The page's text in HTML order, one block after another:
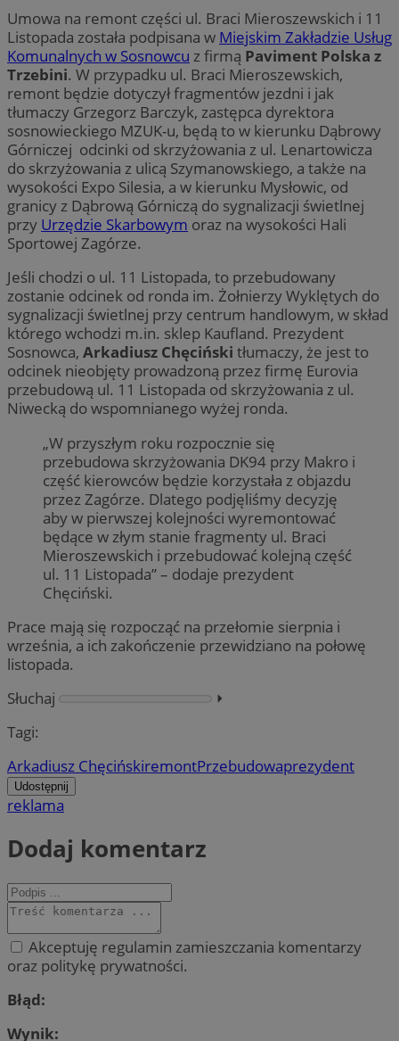
Umowa na remont części ul. Braci Mieroszewskich i 11
Listopada została podpisana w Miejskim Zakładzie Usług
Komunalnych w Sosnowcu z firmą Paviment Polska z
Trzebini. W przypadku ul. Braci Mieroszewskich,
remont będzie dotyczył fragmentów jezdni i jak
tłumaczy Grzegorz Barczyk, zastępca dyrektora
sosnowieckiego MZUK-u, będą to w kierunku Dąbrowy
Górniczej odcinki od skrzyżowania z ul. Lenartowicza
do skrzyżowania z ulicą Szymanowskiego, a także na
wysokości Expo Silesia, a w kierunku Mysłowic, od
granicy z Dąbrową Górniczą do sygnalizacji świetlnej
przy Urzędzie Skarbowym oraz na wysokości Hali
Sportowej Zagórze.
Jeśli chodzi o ul. 11 Listopada, to przebudowany
zostanie odcinek od ronda im. Żołnierzy Wyklętych do
sygnalizacji świetlnej przy centrum handlowym, w skład
którego wchodzi m.in. sklep Kaufland. Prezydent
Sosnowca, Arkadiusz Chęciński tłumaczy, że jest to
odcinek nieobjęty prowadzoną przez firmę Eurovia
przebudową ul. 11 Listopada od skrzyżowania z ul.
Niwecką do wspomnianego wyżej ronda.
„W przyszłym roku rozpocznie się
przebudowa skrzyżowania DK94 przy Makro i
część kierowców będzie korzystała z objazdu
przez Zagórze. Dlatego podjęliśmy decyzję
aby w pierwszej kolejności wyremontować
będące w złym stanie fragmenty ul. Braci
Mieroszewskich i przebudować kolejną część
ul. 11 Listopada” – dodaje prezydent
Chęciński.
Prace mają się rozpocząć na przełomie sierpnia i
września, a ich zakończenie przewidziano na połowę
listopada.
Słuchaj
⏵︎
Tagi:
Arkadiusz ChęcińskiremontPrzebudowaprezydent
Udostępnij
reklama
Dodaj komentarz
Akceptuję regulamin zamieszczania komentarzy
oraz politykę prywatności.
Błąd:
Wynik: